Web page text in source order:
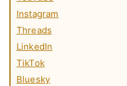
Instagram
Threads
LinkedIn
TikTok
Bluesky